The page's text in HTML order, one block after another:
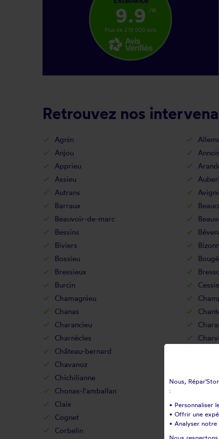
9.9 /10
Plus de 210 000 avis
Retrouvez nos
Agnin
Anjou
Apprieu
Assieu
Autrans
Barraux
Beauvoir-de-marc
Bessins
Biviers
Bossieu
Bressieux
Burcin
Chamagnieu
Chanas
Charancieu
Charnècles
Château-bernard
Chavanoz
Chichilianne
Chonas-l'amballan
Claix
Cognet
Corbelin
Nous,
:
• Personnaliser
• Offrir une
• Analyser notre